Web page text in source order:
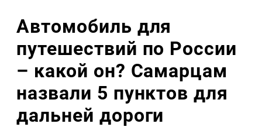
Автомобиль для
путешествий по России
– какой он? Самарцам
назвали 5 пунктов для
дальней дороги